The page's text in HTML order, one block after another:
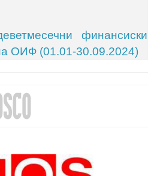
финансиски
ОИФ (01.01-30.09.2024)